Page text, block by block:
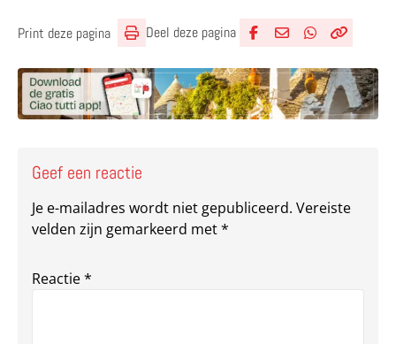
Print deze pagina Deel deze pagina
Geef een reactie
Je e-mailadres wordt niet gepubliceerd. Vereiste
velden zijn gemarkeerd met*
Reactie*